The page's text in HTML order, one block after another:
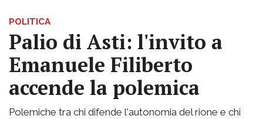
POLITICA
Palio di Asti: l'invito a
Emanuele Filiberto
accende la polemica
Polemiche tra chi difende l'autonomia del rione e chi